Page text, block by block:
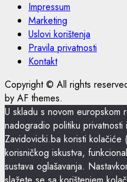
Impressum
Marketing
Uslovi korištenja
Pravila privatnosti
Kontakt
Copyright © All rights
by AF themes.
U skladu s novom europskom
nadogradio politiku privatnosti
Zavidovicki.ba koristi
korisničkog iskustva,
sustava oglašavanja.